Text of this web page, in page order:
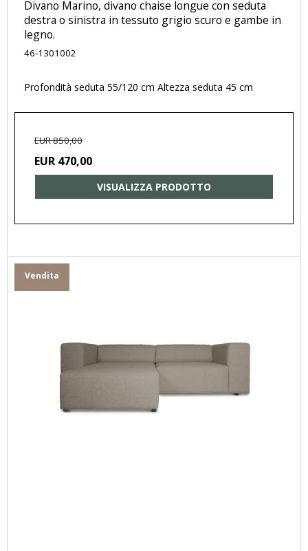
Divano Marino, divano chaise longue con seduta
destra o sinistra in tessuto grigio scuro e gambe in
legno.
46-1301002
Profondità seduta 55/120 cm Altezza seduta 45 cm
EUR 850,00
EUR 470,00
VISUALIZZA PRODOTTO
Vendita